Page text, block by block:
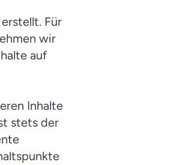
Für
wir
auf
Inhalte
stets der